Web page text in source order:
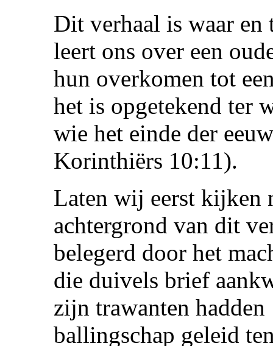
Dit verhaal is waar en
leert ons over een
hun overkomen tot
het is opgetekend ter
wie het einde der
Korinthiërs 10:11).
Laten wij eerst kijken
achtergrond van dit
belegerd door het
die duivels brief
zijn trawanten
ballingschap geleid